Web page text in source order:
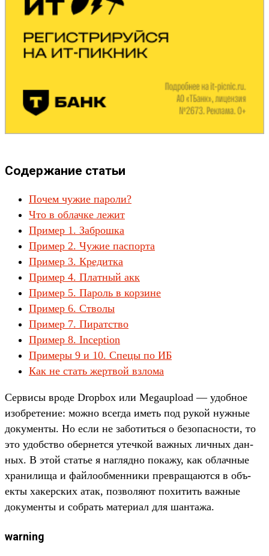
Содержание статьи
Почем чужие пароли?
Что в облачке лежит
Пример 1. Заброшка
Пример 2. Чужие паспорта
Пример 3. Кредитка
Пример 4. Платный акк
Пример 5. Пароль в корзине
Пример 6. Стволы
Пример 7. Пиратство
Пример 8. Inception
Примеры 9 и 10. Спецы по ИБ
Как не стать жертвой взлома
Сер­висы вро­де Dropbox или Megaupload — удоб­ное
изоб­ретение: мож­но всег­да иметь под рукой нуж­ные
докумен­ты. Но если не заботить­ся о безопас­ности, то
это удобс­тво обер­нется утеч­кой важ­ных лич­ных дан­
ных. В этой статье я наг­лядно покажу, как облачные
хра­нили­ща и фай­лооб­менни­ки прев­раща­ются в объ­
екты хакер­ских атак, поз­воля­ют похитить важ­ные
докумен­ты и соб­рать матери­ал для шан­тажа.
warning